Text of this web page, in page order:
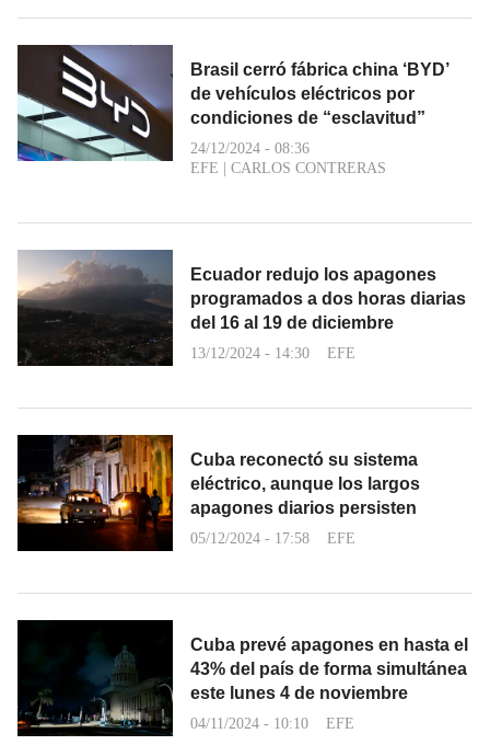
Brasil cerró fábrica china ‘BYD’
de vehículos eléctricos por
condiciones de “esclavitud”
24/12/2024 - 08:36
EFE | CARLOS CONTRERAS
Ecuador redujo los apagones
programados a dos horas diarias
del 16 al 19 de diciembre
13/12/2024 - 14:30 EFE
Cuba reconectó su sistema
eléctrico, aunque los largos
apagones diarios persisten
05/12/2024 - 17:58 EFE
Cuba prevé apagones en hasta el
43% del país de forma simultánea
este lunes 4 de noviembre
04/11/2024 - 10:10 EFE